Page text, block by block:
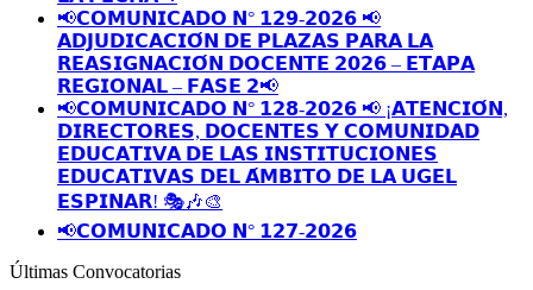
📢𝗖𝗢𝗠𝗨𝗡𝗜𝗖𝗔𝗗𝗢 𝗡° 𝟭𝟮𝟵-𝟮𝟬𝟮𝟲 📢
𝗔𝗗𝗝𝗨𝗗𝗜𝗖𝗔𝗖𝗜𝗢́𝗡 𝗗𝗘 𝗣𝗟𝗔𝗭𝗔𝗦 𝗣𝗔𝗥𝗔 𝗟𝗔
𝗥𝗘𝗔𝗦𝗜𝗚𝗡𝗔𝗖𝗜𝗢́𝗡 𝗗𝗢𝗖𝗘𝗡𝗧𝗘 𝟮𝟬𝟮𝟲 – 𝗘𝗧𝗔𝗣𝗔
𝗥𝗘𝗚𝗜𝗢𝗡𝗔𝗟 – 𝗙𝗔𝗦𝗘 𝟮📢
📢𝗖𝗢𝗠𝗨𝗡𝗜𝗖𝗔𝗗𝗢 𝗡° 𝟭𝟮𝟴-𝟮𝟬𝟮𝟲 📢 ¡𝗔𝗧𝗘𝗡𝗖𝗜𝗢́𝗡,
𝗗𝗜𝗥𝗘𝗖𝗧𝗢𝗥𝗘𝗦, 𝗗𝗢𝗖𝗘𝗡𝗧𝗘𝗦 𝗬 𝗖𝗢𝗠𝗨𝗡𝗜𝗗𝗔𝗗
𝗘𝗗𝗨𝗖𝗔𝗧𝗜𝗩𝗔 𝗗𝗘 𝗟𝗔𝗦 𝗜𝗡𝗦𝗧𝗜𝗧𝗨𝗖𝗜𝗢𝗡𝗘𝗦
𝗘𝗗𝗨𝗖𝗔𝗧𝗜𝗩𝗔𝗦 𝗗𝗘𝗟 𝗔́𝗠𝗕𝗜𝗧𝗢 𝗗𝗘 𝗟𝗔 𝗨𝗚𝗘𝗟
𝗘𝗦𝗣𝗜𝗡𝗔𝗥! 🎭🎶🎨
📢𝗖𝗢𝗠𝗨𝗡𝗜𝗖𝗔𝗗𝗢 𝗡° 𝟭𝟮𝟳-𝟮𝟬𝟮𝟲
Últimas Convocatorias